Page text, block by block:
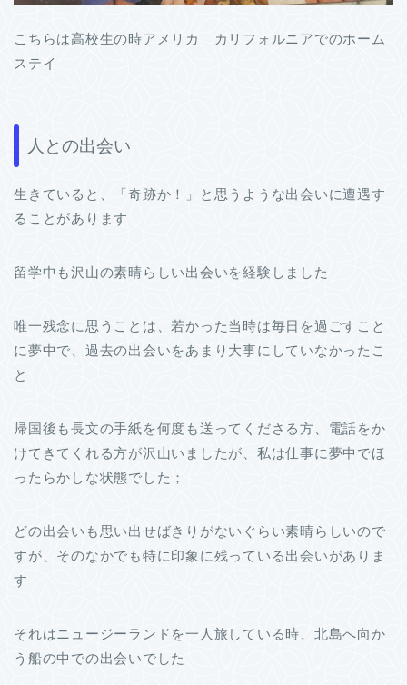
こちらは高校生の時アメリカ カリフォルニアでのホーム
ステイ
人との出会い
生きていると、「奇跡か！」と思うような出会いに遭遇す
ることがあります
留学中も沢山の素晴らしい出会いを経験しました
唯一残念に思うことは、若かった当時は毎日を過ごすこと
に夢中で、過去の出会いをあまり大事にしていなかったこ
と
帰国後も長文の手紙を何度も送ってくださる方、電話をか
けてきてくれる方が沢山いましたが、私は仕事に夢中でほ
ったらかしな状態でした；
どの出会いも思い出せばきりがないぐらい素晴らしいので
すが、そのなかでも特に印象に残っている出会いがありま
す
それはニュージーランドを一人旅している時、北島へ向か
う船の中での出会いでした